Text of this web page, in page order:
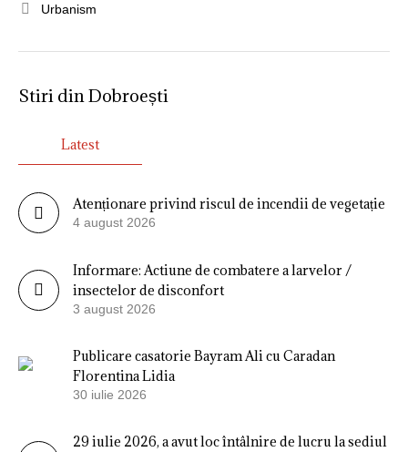
Urbanism
Stiri din Dobroești
Latest
Atenționare privind riscul de incendii de vegetație
4 august 2026
Informare: Actiune de combatere a larvelor /
insectelor de disconfort
3 august 2026
Publicare casatorie Bayram Ali cu Caradan
Florentina Lidia
30 iulie 2026
29 iulie 2026, a avut loc întâlnire de lucru la sediul